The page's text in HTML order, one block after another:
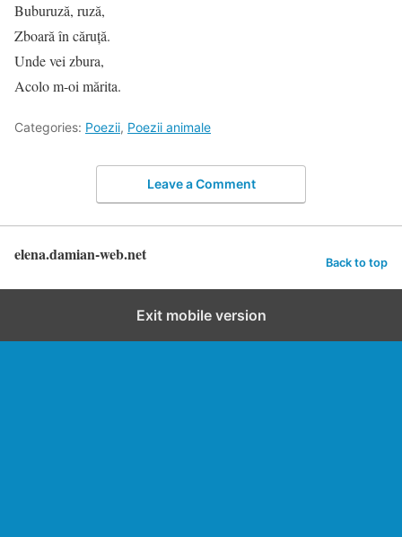
Buburuză, ruză,
Zboară în căruță.
Unde vei zbura,
Acolo m-oi mărita.
Categories: Poezii, Poezii animale
Leave a Comment
elena.damian-web.net Back to top
Exit mobile version